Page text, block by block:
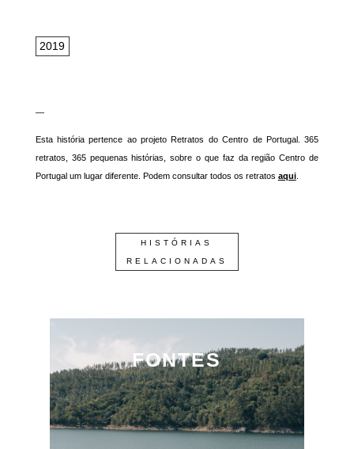
2019
—
Esta história pertence ao projeto Retratos do Centro de Portugal. 365
retratos, 365 pequenas histórias, sobre o que faz da região Centro de
Portugal um lugar diferente. Podem consultar todos os retratos aqui.
HISTÓRIAS
RELACIONADAS
FONTES